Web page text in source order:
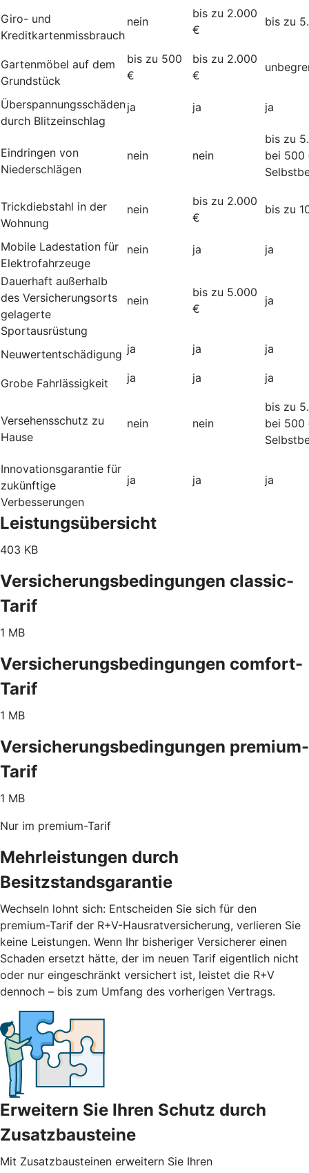
Giro- und
Kreditkartenmissbrauch
nein
bis zu 2.000
€
bis zu
Gartenmöbel auf dem
Grundstück
bis zu 500
€
bis zu 2.000
€
Überspannungsschäden
durch Blitzeinschlag
ja ja ja
Eindringen von
Niederschlägen
nein nein
bis zu
bei 500
Trickdiebstahl in der
Wohnung
nein
bis zu 2.000
€
bis zu
Mobile Ladestation für
Elektrofahrzeuge
nein ja ja
Dauerhaft außerhalb
des Versicherungsorts
gelagerte
Sportausrüstung
nein
bis zu 5.000
€
ja
Neuwertentschädigung ja ja ja
Grobe Fahrlässigkeit ja ja ja
Versehensschutz zu
Hause
nein nein
bis zu
bei 500
Innovationsgarantie für
zukünftige
Verbesserungen
ja ja ja
Leistungsübersicht
403 KB
Versicherungsbedingungen classic-
Tarif
1 MB
Versicherungsbedingungen comfort-
Tarif
1 MB
Versicherungsbedingungen premium-
Tarif
1 MB
Nur im premium-Tarif
Mehrleistungen durch
Besitzstandsgarantie
Wechseln lohnt sich: Entscheiden Sie sich für den
premium-Tarif der R+V-Hausratversicherung, verlieren Sie
keine Leistungen. Wenn Ihr bisheriger Versicherer einen
Schaden ersetzt hätte, der im neuen Tarif eigentlich nicht
oder nur eingeschränkt versichert ist, leistet die R+V
dennoch – bis zum Umfang des vorherigen Vertrags.
Erweitern Sie Ihren Schutz durch
Zusatzbausteine
Mit Zusatzbausteinen erweitern Sie Ihren